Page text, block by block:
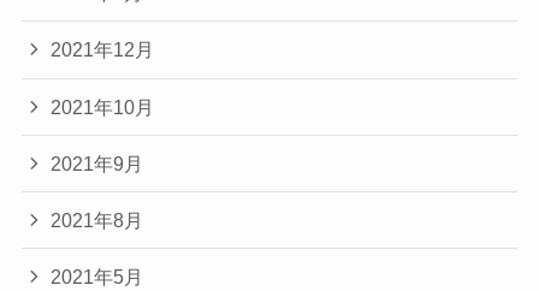
2021年12月
2021年10月
2021年9月
2021年8月
2021年5月